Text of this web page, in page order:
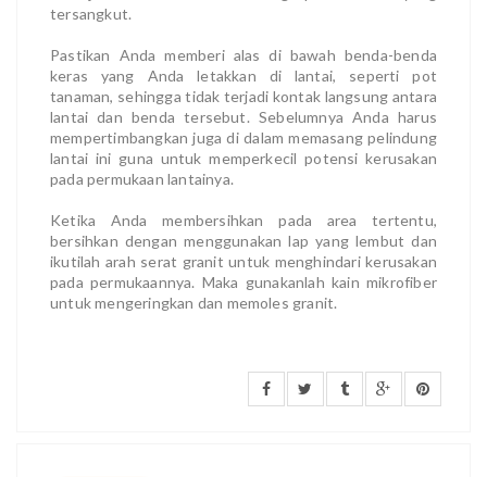
tersangkut.
Pastikan Anda memberi alas di bawah benda-benda
keras yang Anda letakkan di lantai, seperti pot
tanaman, sehingga tidak terjadi kontak langsung antara
lantai dan benda tersebut. Sebelumnya Anda harus
mempertimbangkan juga di dalam memasang pelindung
lantai ini guna untuk memperkecil potensi kerusakan
pada permukaan lantainya.
Ketika Anda membersihkan pada area tertentu,
bersihkan dengan menggunakan lap yang lembut dan
ikutilah arah serat granit untuk menghindari kerusakan
pada permukaannya. Maka gunakanlah kain mikrofiber
untuk mengeringkan dan memoles granit.